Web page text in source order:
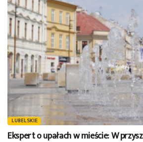
LUBELSKIE
Ekspert o upałach w mieście: W